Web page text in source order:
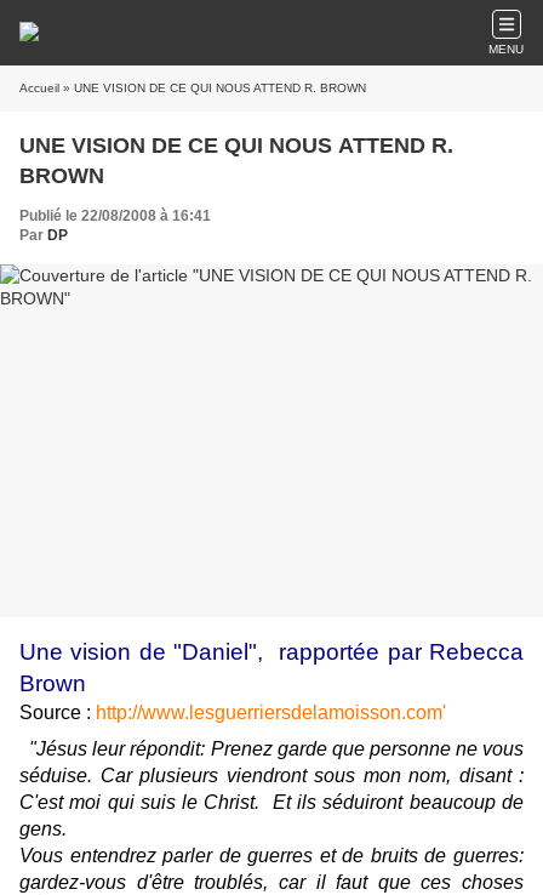
MENU
Accueil » UNE VISION DE CE QUI NOUS ATTEND R. BROWN
UNE VISION DE CE QUI NOUS ATTEND R.
BROWN
Publié le 22/08/2008 à 16:41
Par DP
Une vision de "Daniel", rapportée par Rebecca
Brown
Source : http://www.lesguerriersdelamoisson.com'
"Jésus leur répondit: Prenez garde que personne ne vous
séduise. Car plusieurs viendront sous mon nom, disant :
C'est moi qui suis le Christ.
Et ils séduiront beaucoup de
gens.
Vous entendrez parler de guerres et de bruits de guerres:
gardez-vous d'être troublés, car il faut que ces choses